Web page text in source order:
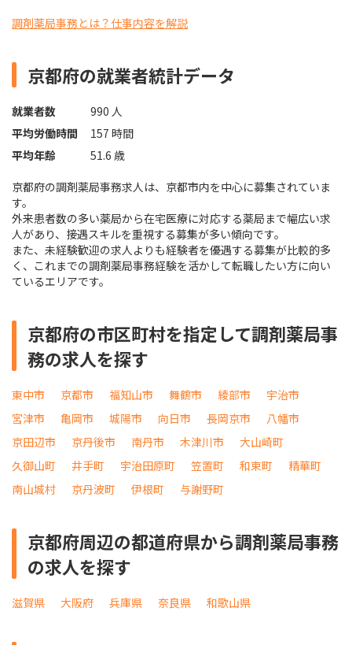
調剤薬局事務とは？仕事内容を解説
京都府の就業者統計データ
就業者数
990 人
平均労働時間
157 時間
平均年齢
51.6 歳
京都府の調剤薬局事務求人は、京都市内を中心に募集されていま
す。
外来患者数の多い薬局から在宅医療に対応する薬局まで幅広い求
人があり、接遇スキルを重視する募集が多い傾向です。
また、未経験歓迎の求人よりも経験者を優遇する募集が比較的多
く、これまでの調剤薬局事務経験を活かして転職したい方に向い
ているエリアです。
京都府の市区町村を指定して調剤薬局事
務の求人を探す
東中市 京都市 福知山市 舞鶴市 綾部市
宇治市
宮津市
亀岡市 城陽市 向日市 長岡京市
八幡市
京田辺市
京丹後市 南丹市 木津川市
大山崎町
久御山町
井手町 宇治田原町 笠置町 和束町
精華町
南山城村
京丹波町 伊根町 与謝野町
京都府周辺の都道府県から調剤薬局事務
の求人を探す
滋賀県 大阪府 兵庫県 奈良県 和歌山県